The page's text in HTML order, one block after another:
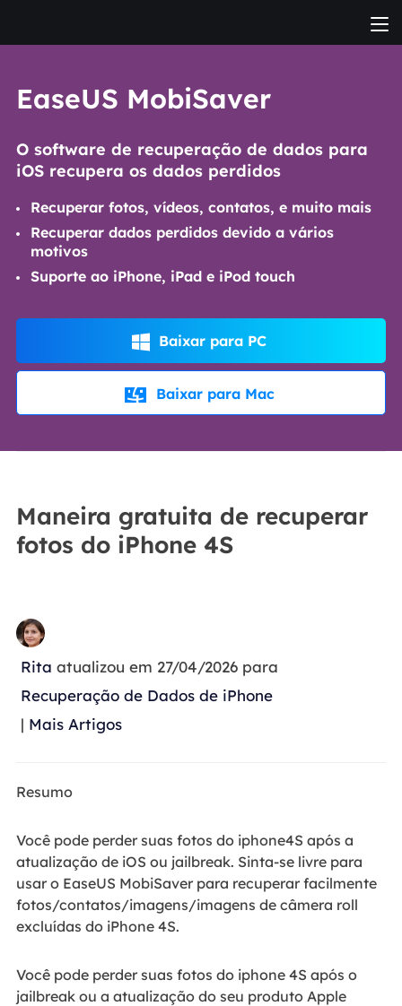
EaseUS MobiSaver
O software de recuperação de dados para
iOS recupera os dados perdidos
Recuperar fotos, vídeos, contatos, e muito mais
Recuperar dados perdidos devido a vários
motivos
Suporte ao iPhone, iPad e iPod touch
 Baixar para PC
 Baixar para Mac
Maneira gratuita de recuperar
fotos do iPhone 4S
Rita atualizou em 27/04/2026 para
Recuperação de Dados de iPhone
| Mais Artigos
Resumo
Você pode perder suas fotos do iphone4S após a
atualização de iOS ou jailbreak. Sinta-se livre para
usar o EaseUS MobiSaver para recuperar facilmente
fotos/contatos/imagens/imagens de câmera roll
excluídas do iPhone 4S.
Você pode perder suas fotos do iphone 4S após o
jailbreak ou a atualização do seu produto Apple